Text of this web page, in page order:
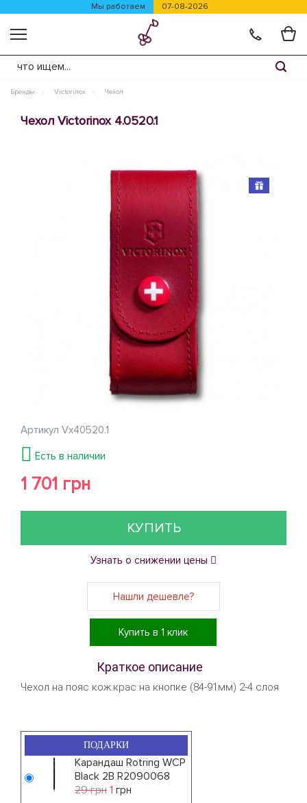
Мы работаем 07-08-2026
Бренды Victorinox Чехол
Чехол Victorinox 4.0520.1
Артикул Vx40520.1
Есть в наличии
1 701 грн
КУПИТЬ
Узнать о снижении цены
Нашли дешевле?
Купить в 1 клик
Краткое описание
Чехол на пояс кож.крас на кнопке (84-91мм) 2-4 слоя
ПОДАРКИ
Карандаш Rotring WCP
Black 2B R2090068
29 грн 1 грн